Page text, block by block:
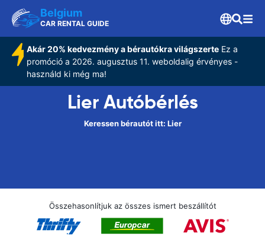
Belgium
CAR RENTAL GUIDE
Akár 20% kedvezmény a bérautókra világszerteEz a
promóció a 2026. augusztus 11. weboldalig érvényes -
használd ki még ma!
Lier Autóbérlés
Keressen bérautót itt: Lier
Összehasonlítjuk az összes ismert beszállítót